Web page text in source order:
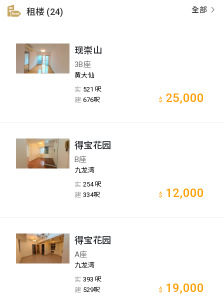
全部
租楼 (24)
现崇山
3B座
黄大仙
实 521 呎
建 676呎 $ 25,000
得宝花园
B座
九龙湾
实 254 呎
建 334呎 $ 12,000
得宝花园
A座
九龙湾
实 393 呎
建 529呎 $ 19,000